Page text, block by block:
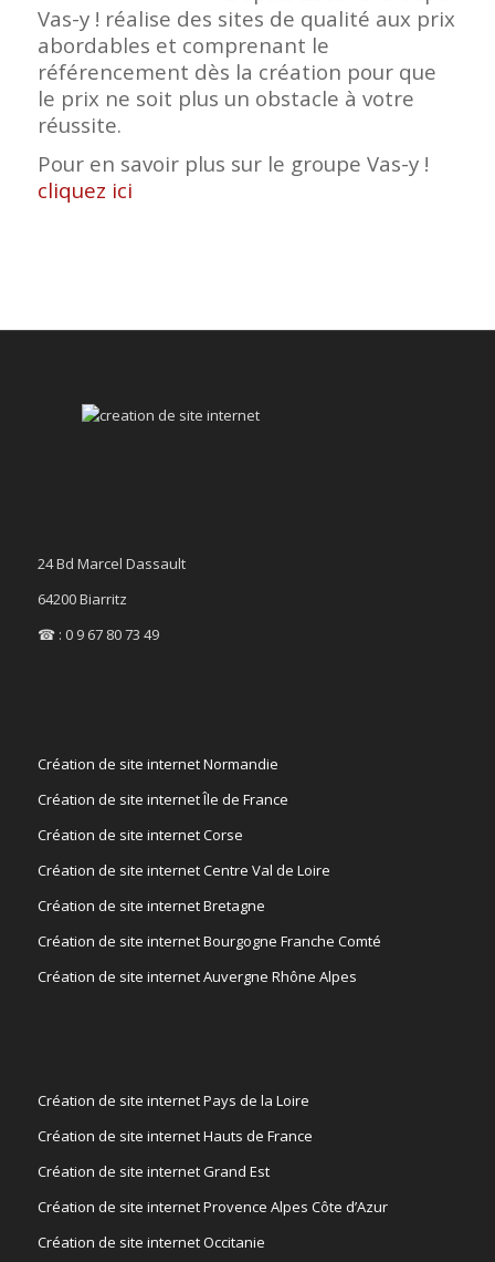
Vas-y ! réalise des sites de qualité aux prix
abordables et comprenant le
référencement dès la création pour que
le prix ne soit plus un obstacle à votre
réussite.
Pour en savoir plus sur le groupe Vas-y !
cliquez ici
24 Bd Marcel Dassault
64200 Biarritz
☎ : 0 9 67 80 73 49
Création de site internet Normandie
Création de site internet Île de France
Création de site internet Corse
Création de site internet Centre Val de Loire
Création de site internet Bretagne
Création de site internet Bourgogne Franche Comté
Création de site internet Auvergne Rhône Alpes
Création de site internet Pays de la Loire
Création de site internet Hauts de France
Création de site internet Grand Est
Création de site internet Provence Alpes Côte d’Azur
Création de site internet Occitanie